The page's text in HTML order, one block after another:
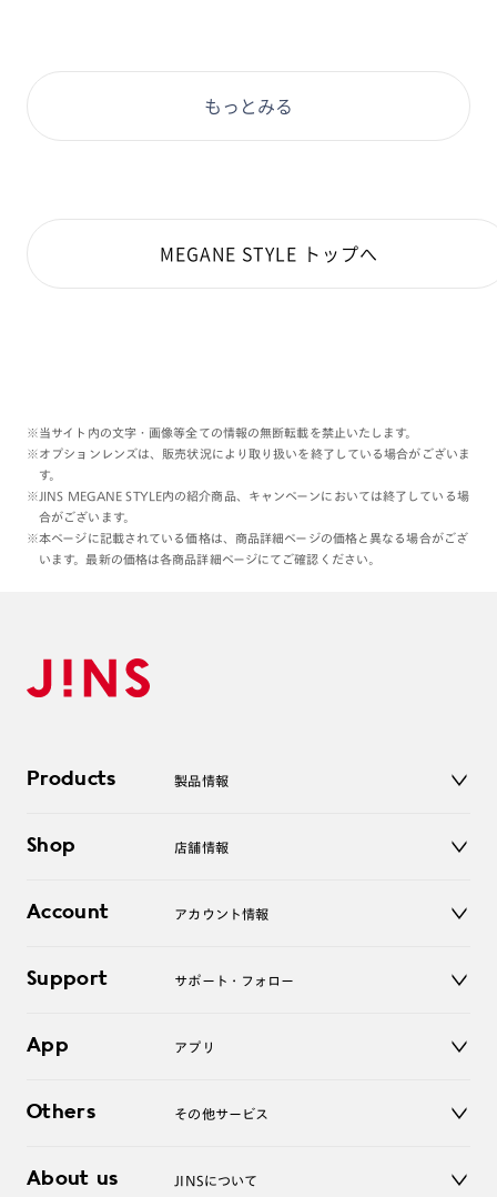
次々新シリーズが登場しますが、
挑戦してみたいなとお考えの方は
ぜひお近くの店舗、
オンラインショップへ…☺️
もっとみる
MEGANE STYLE トップへ
※当サイト内の文字・画像等全ての情報の無断転載を禁止いたします。
※オプションレンズは、販売状況により取り扱いを終了している場合がございま
す。
※JINS MEGANE STYLE内の紹介商品、キャンペーンにおいては終了している場
合がございます。
※本ページに記載されている価格は、商品詳細ページの価格と異なる場合がござ
います。最新の価格は各商品詳細ページにてご確認ください。
Products 製品情報
サングラス
コンタクトレンズ
アクセサリー
Shop 店舗情報
オンラインショップ
Account アカウント情報
ログアウト
Support サポート・フォロー
よくあるご質問
お問い合わせ
App アプリ
Others その他サービス
レンズ交換
About us JINSについて